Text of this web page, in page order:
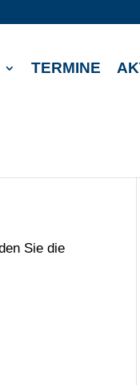
TERMINE
Sie die